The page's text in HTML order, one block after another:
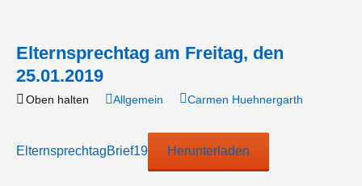
Elternsprechtag am Freitag, den
25.01.2019
Oben halten Allgemein Carmen Huehnergarth
ElternsprechtagBrief19 Herunterladen